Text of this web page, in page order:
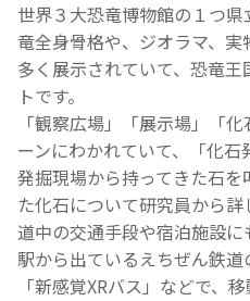
世界３大恐竜博物館の１つ
竜全身骨格や、ジオラマ、
多く展示されていて、恐竜
トです。
「観察広場」「展示場」「
ーンにわかれていて、「化
発掘現場から持ってきた石
た化石について研究員から詳
道中の交通手段や宿泊施設
駅から出ているえちぜん鉄
「新感覚XRバス」などで、